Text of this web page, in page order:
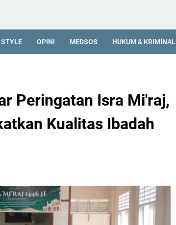
STYLE OPINI MEDSOS HUKUM & KRIMINAL
Peringatan Isra Mi'raj,
Kualitas Ibadah